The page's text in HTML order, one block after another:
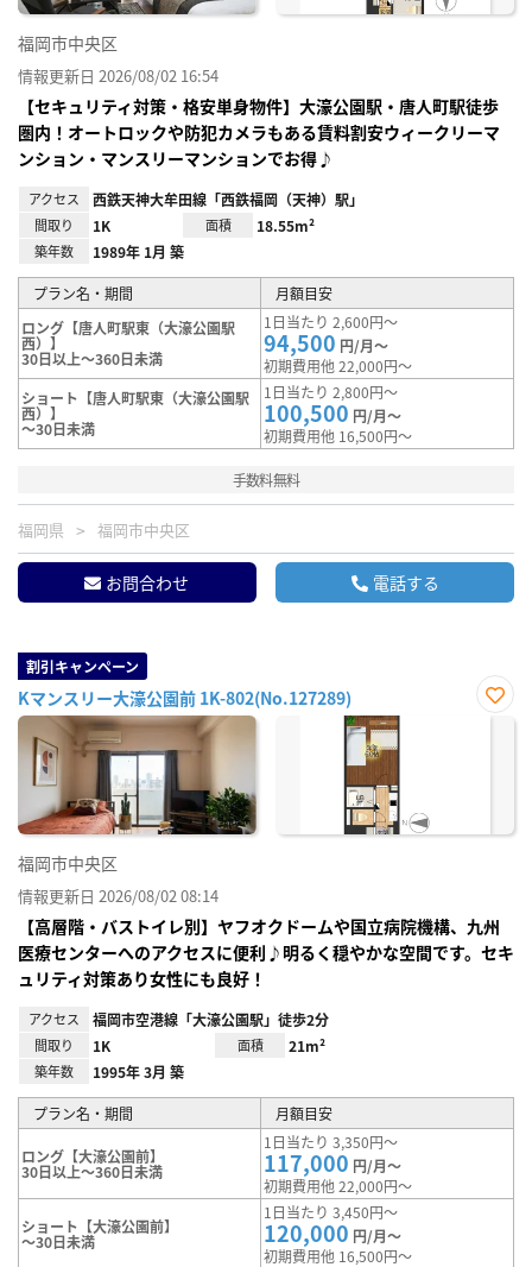
福岡市中央区
情報更新日 2026/08/02 16:54
【セキュリティ対策・格安単身物件】大濠公園駅・唐人町駅徒歩
圏内！オートロックや防犯カメラもある賃料割安ウィークリーマ
ンション・マンスリーマンションでお得♪
アクセス 西鉄天神大牟田線「西鉄福岡（天神）駅」
間取り 1K 面積 18.55m²
築年数 1989年 1月 築
プラン名・期間
月額目安
ロング【唐人町駅東（大濠公園駅
西）】
30日以上～360日未満
1日当たり 2,600円～
94,500 円/月～
初期費用他 22,000円～
ショート【唐人町駅東（大濠公園駅
西）】
～30日未満
1日当たり 2,800円～
100,500 円/月～
初期費用他 16,500円～
手数料無料
福岡県 福岡市中央区
お問合わせ 電話する
割引キャンペーン
Kマンスリー大濠公園前 1K-802(No.127289)
お気
福岡市中央区
情報更新日 2026/08/02 08:14
【高層階・バストイレ別】ヤフオクドームや国立病院機構、九州
医療センターへのアクセスに便利♪明るく穏やかな空間です。セキ
ュリティ対策あり女性にも良好！
アクセス 福岡市空港線「大濠公園駅」徒歩2分
間取り 1K 面積 21m²
築年数 1995年 3月 築
プラン名・期間 月額目安
ロング【大濠公園前】
30日以上～360日未満
1日当たり 3,350円～
117,000 円/月～
初期費用他 22,000円～
ショート【大濠公園前】
～30日未満
1日当たり 3,450円～
120,000 円/月～
初期費用他 16,500円～